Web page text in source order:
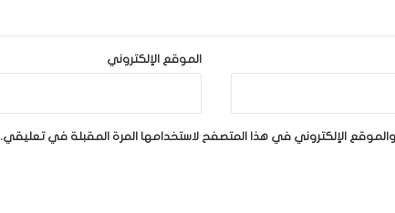
الموقع الإلكتروني
الإلكتروني في هذا المتصفح لاستخدامها المرة المقبلة في تعليقي.